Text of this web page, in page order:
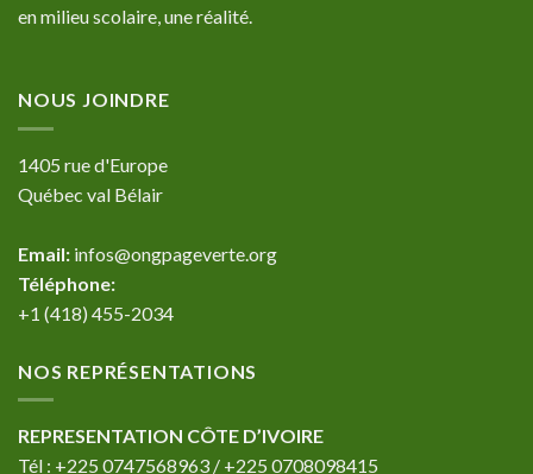
en milieu scolaire, une réalité.
NOUS JOINDRE
1405 rue d'Europe
Québec val Bélair
Email: infos@ongpageverte.org
Téléphone:
+1 (418) 455-2034
NOS REPRÉSENTATIONS
REPRESENTATION CÔTE D’IVOIRE
Tél : +225 0747568963 / +225 0708098415